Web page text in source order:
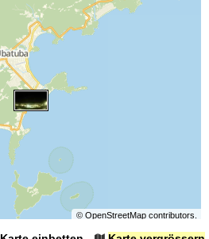
© OpenStreetMapcontributors.